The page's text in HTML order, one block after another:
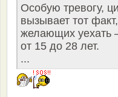
Особую тревогу,
вызывает тот
желающих уехать
от 15 до 28 лет.
...